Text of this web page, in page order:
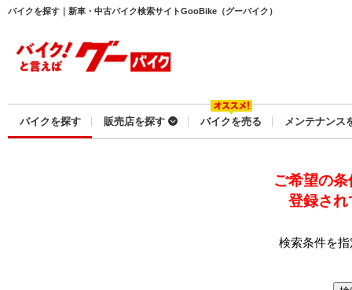
バイクを探す｜新車・中古バイク検索サイトGooBike（グーバイク）
バイクを探す 販売店を探す バイクを売る メンテナンス
ご希望の
登録され
検索条件を